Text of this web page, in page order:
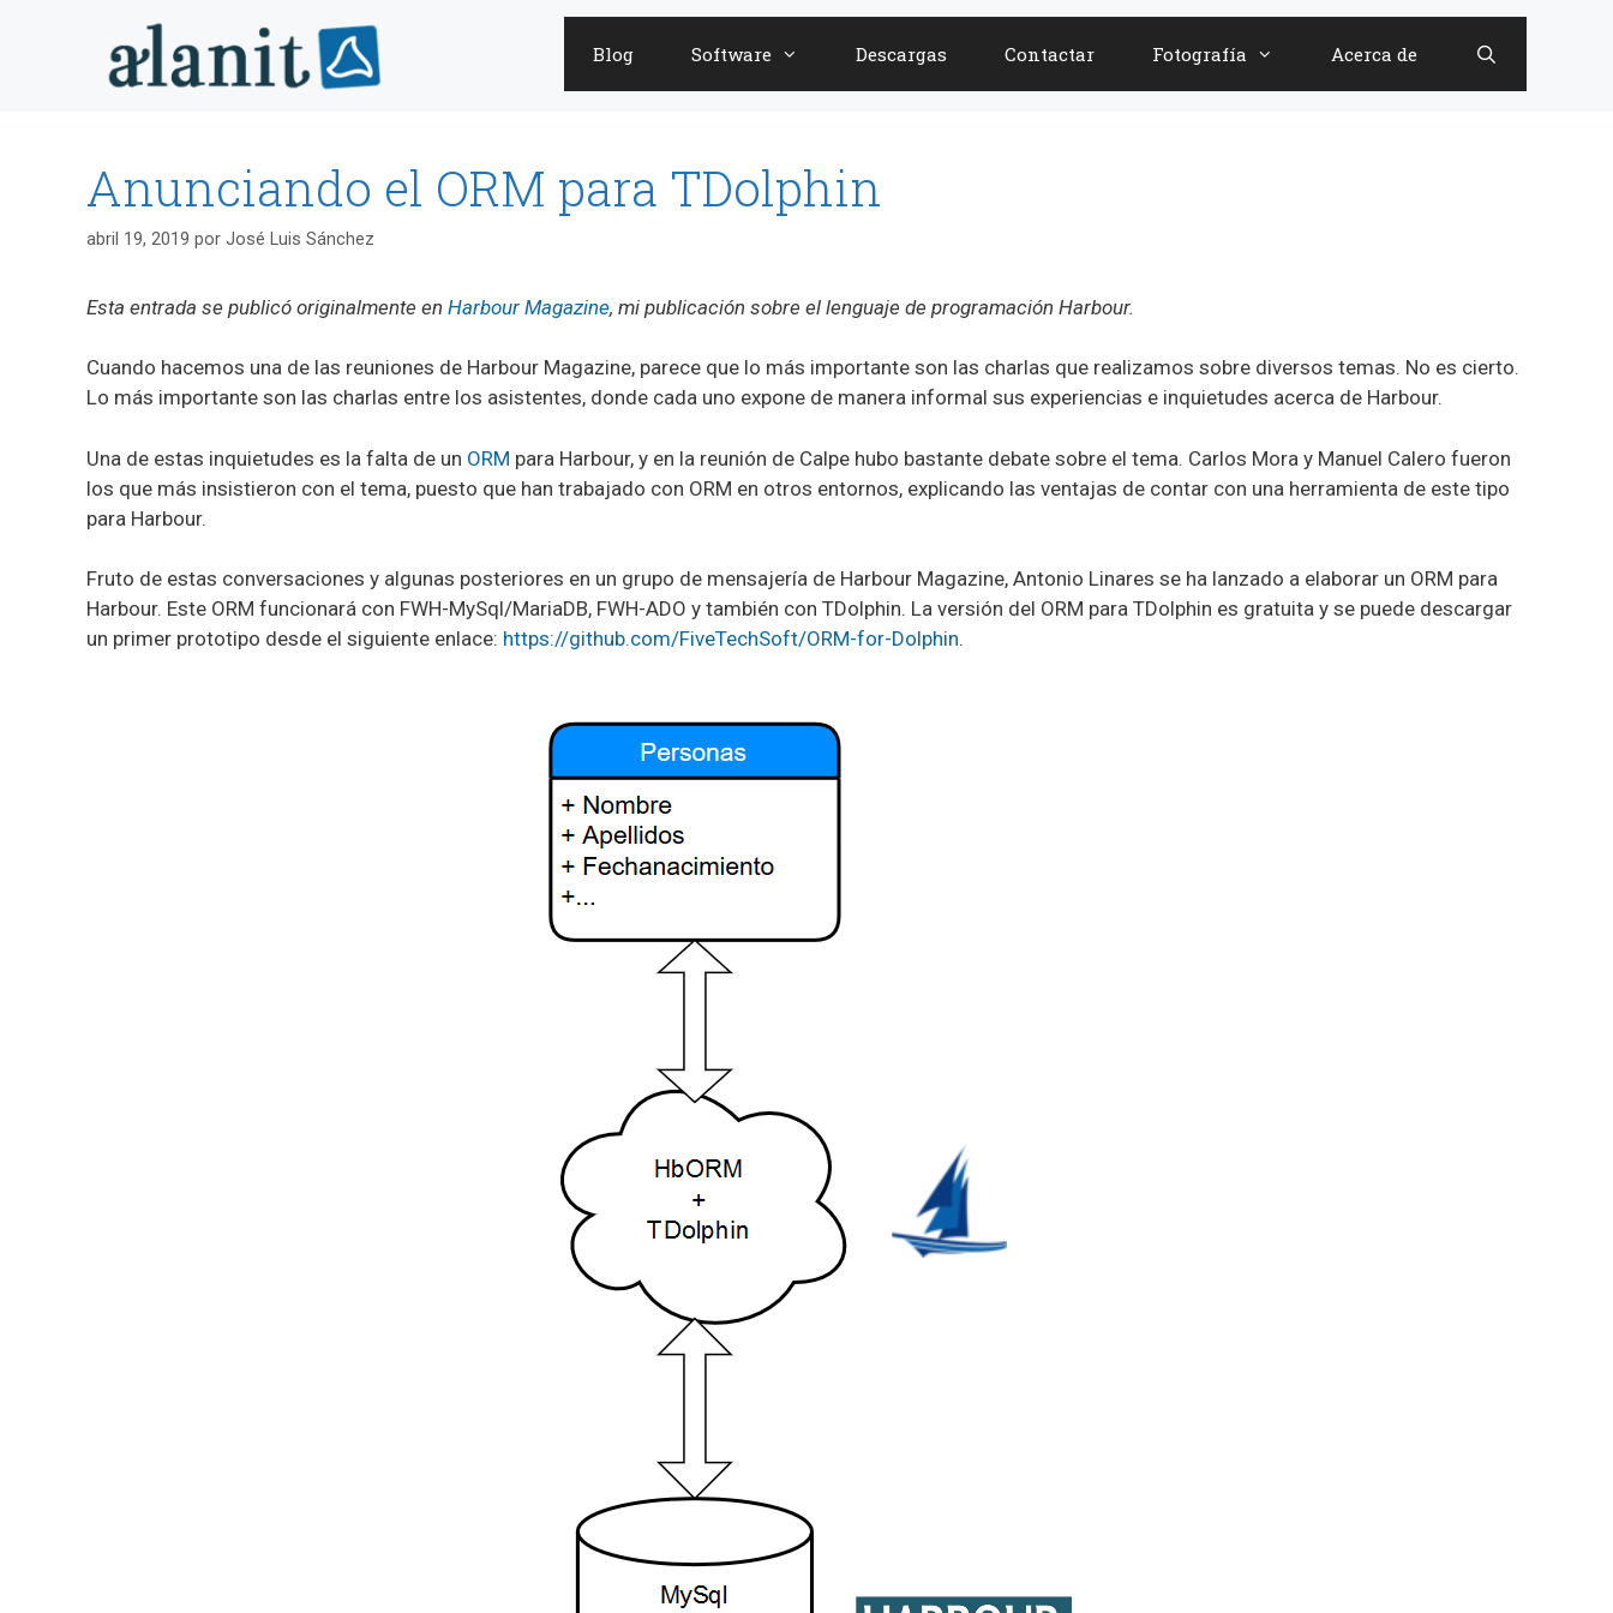
Blog Software Descargas Contactar Fotografía Acerca de
Anunciando el ORM para TDolphin
abril 19, 2019 por José Luis Sánchez
Esta entrada se publicó originalmente en Harbour Magazine, mi publicación sobre el lenguaje de programación Harbour.
Cuando hacemos una de las reuniones de Harbour Magazine, parece que lo más importante son las charlas que realizamos sobre diversos temas. No es cierto.
Lo más importante son las charlas entre los asistentes, donde cada uno expone de manera informal sus experiencias e inquietudes acerca de Harbour.
Una de estas inquietudes es la falta de un ORM para Harbour, y en la reunión de Calpe hubo bastante debate sobre el tema. Carlos Mora y Manuel Calero fueron
los que más insistieron con el tema, puesto que han trabajado con ORM en otros entornos, explicando las ventajas de contar con una herramienta de este tipo
para Harbour.
Fruto de estas conversaciones y algunas posteriores en un grupo de mensajería de Harbour Magazine, Antonio Linares se ha lanzado a elaborar un ORM para
Harbour. Este ORM funcionará con FWH-MySql/MariaDB, FWH-ADO y también con TDolphin. La versión del ORM para TDolphin es gratuita y se puede descargar
un primer prototipo desde el siguiente enlace: https://github.com/FiveTechSoft/ORM-for-Dolphin.